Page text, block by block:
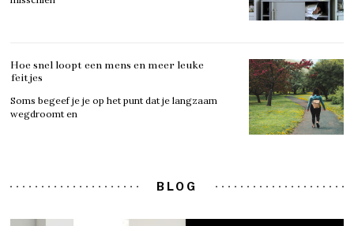
Hoe snel loopt een mens en meer leuke
feitjes
Soms begeef je je op het punt dat je langzaam
wegdroomt en
BLOG